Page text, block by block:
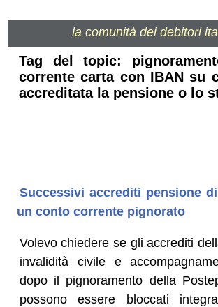
la comunità dei debitori
Tag del topic:
corrente carta con IBAN su
accreditata la pensione o lo
Successivi accrediti pensione
un conto corrente pignorato
Volevo chiedere se gli accrediti
invalidità civile e
dopo il pignoramento della
possono essere bloccati